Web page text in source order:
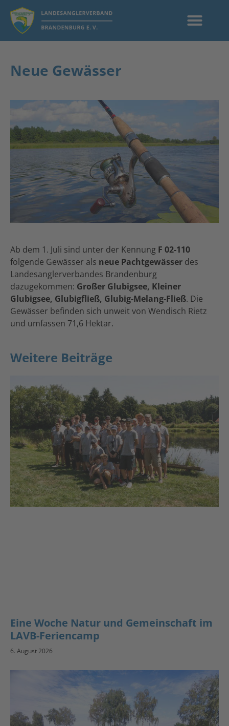
Neue Gewässer
Ab dem 1. Juli sind unter der Kennung F 02-110
folgende Gewässer als neue Pachtgewässer des
Landesanglerverbandes Brandenburg
dazugekommen: Großer Glubigsee, Kleiner
Glubigsee, Glubigfließ, Glubig-Melang-Fließ. Die
Gewässer befinden sich unweit von Wendisch Rietz
und umfassen 71,6 Hektar.
Weitere Beiträge
Eine Woche Natur und Gemeinschaft im
LAVB-Feriencamp
6. August 2026